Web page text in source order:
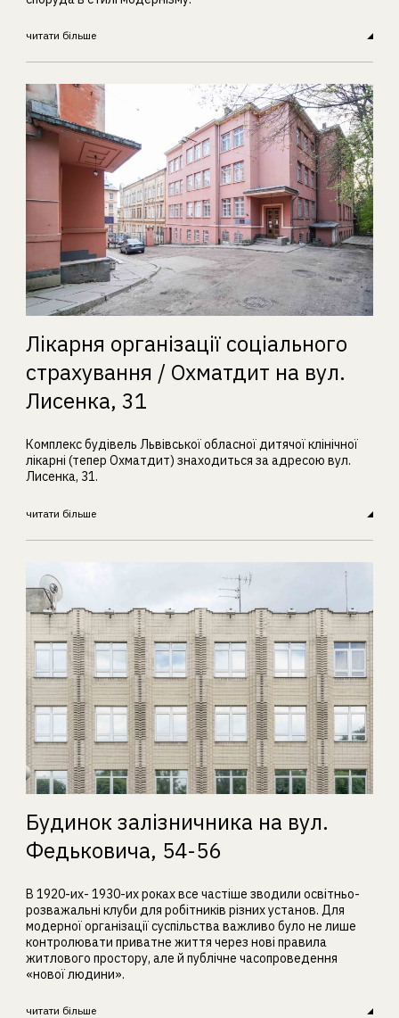
читати більше
Лікарня організації соціального
страхування / Охматдит на вул.
Лисенка, 31
Комплекс будівель Львівської обласної дитячої клінічної
лікарні (тепер Охматдит) знаходиться за адресою вул.
Лисенка, 31.
читати більше
Будинок залізничника на вул.
Федьковича, 54-56
В 1920-их- 1930-их роках все частіше зводили освітньо-
розважальні клуби для робітників різних установ. Для
модерної організації суспільства важливо було не лише
контролювати приватне життя через нові правила
житлового простору, але й публічне часопроведення
«нової людини».
читати більше